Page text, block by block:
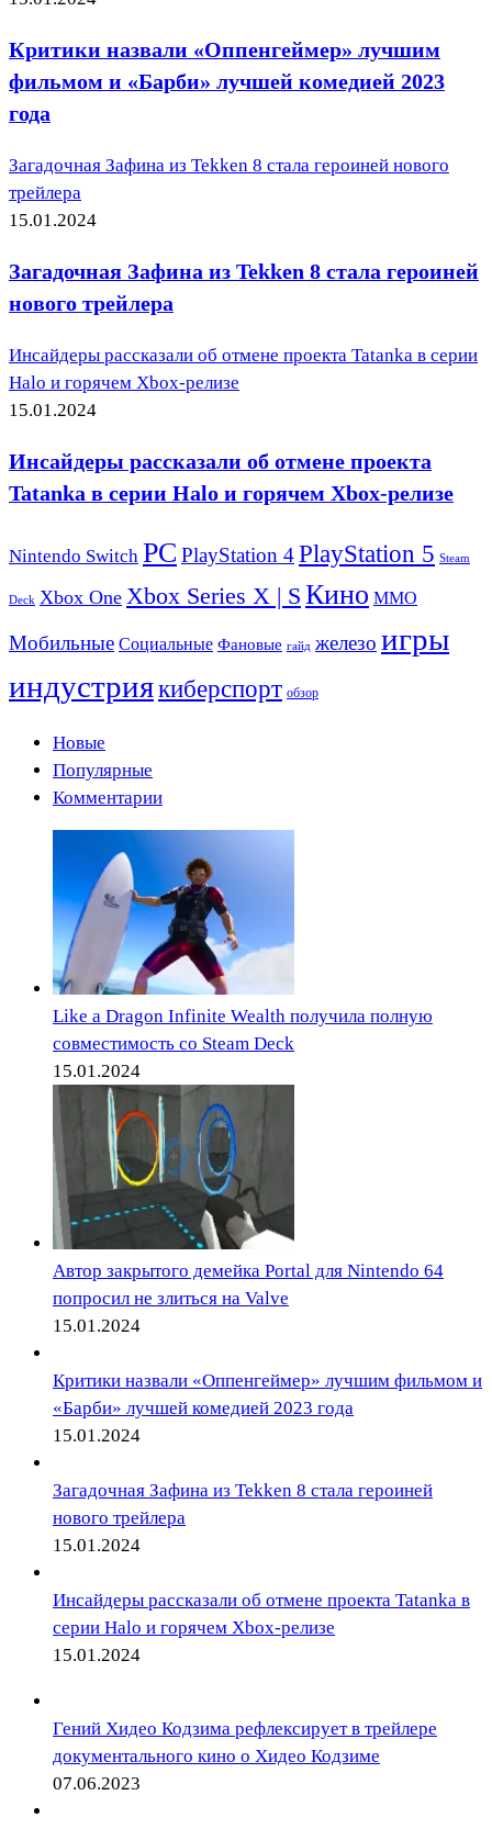
Критики назвали «Оппенгеймер» лучшим
фильмом и «Барби» лучшей комедией 2023
года
Загадочная Зафина из Tekken 8 стала героиней нового
трейлера
15.01.2024
Загадочная Зафина из Tekken 8 стала героиней
нового трейлера
Инсайдеры рассказали об отмене проекта Tatanka в серии
Halo и горячем Xbox-релизе
15.01.2024
Инсайдеры рассказали об отмене проекта
Tatanka в серии Halo и горячем Xbox-релизе
Nintendo Switch PC PlayStation 4PlayStation 5 Steam
Deck Xbox One Xbox Series X | S Кино ММО
Мобильные Социальные Фановые гайд железо игры
индустриякиберспорт обзор
Новые
Популярные
Комментарии
Like a Dragon Infinite Wealth получила полную
совместимость со Steam Deck
15.01.2024
Автор закрытого демейка Portal для Nintendo 64
попросил не злиться на Valve
15.01.2024
Критики назвали «Оппенгеймер» лучшим фильмом и
«Барби» лучшей комедией 2023 года
15.01.2024
Загадочная Зафина из Tekken 8 стала героиней
нового трейлера
15.01.2024
Инсайдеры рассказали об отмене проекта Tatanka в
серии Halo и горячем Xbox-релизе
15.01.2024
Гений Хидео Кодзима рефлексирует в трейлере
документального кино о Хидео Кодзиме
07.06.2023